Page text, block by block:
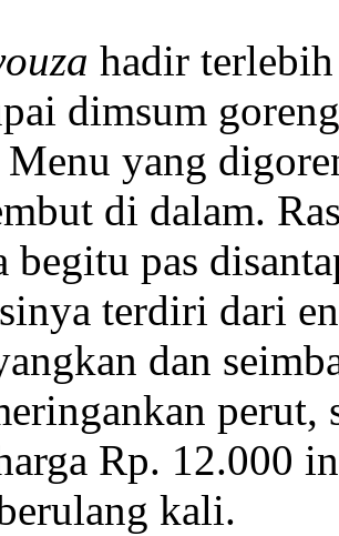
hadir
dimsum
Menu yang
di dalam.
begitu pas
terdiri dari
dan
perut,
Rp. 12.000
kali.